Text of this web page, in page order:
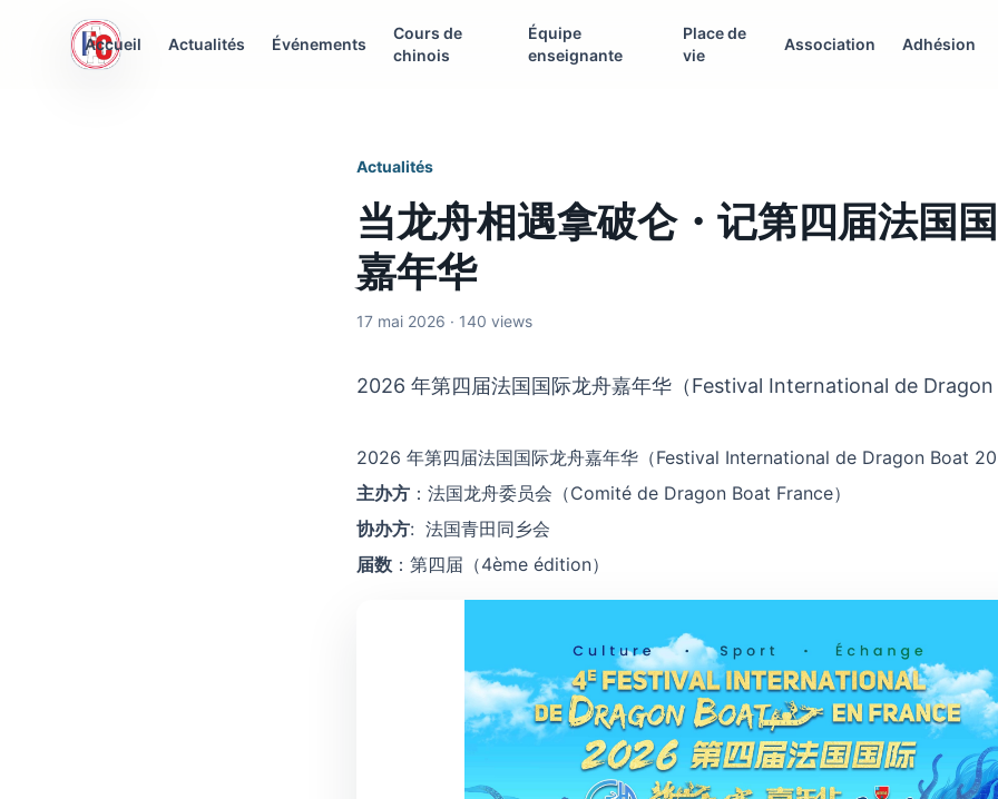
AFC Interculturelle
Accueil Actualités Événements
Cours de
chinois
Équipe
enseignante
Place de
vie
Association Adhésion
Actualités
当龙舟相遇拿破仑・记第四届法国
嘉年华
17 mai 2026 · 140 views
2026 年第四届法国国际龙舟嘉年华（Festival International de
2026 年第四届法国国际龙舟嘉年华（Festival International de Dragon Boat
主办方 ：法国龙舟委员会（Comité de Dragon Boat France）
协办方: 法国青田同乡会
届数 ：第四届（4ème édition）